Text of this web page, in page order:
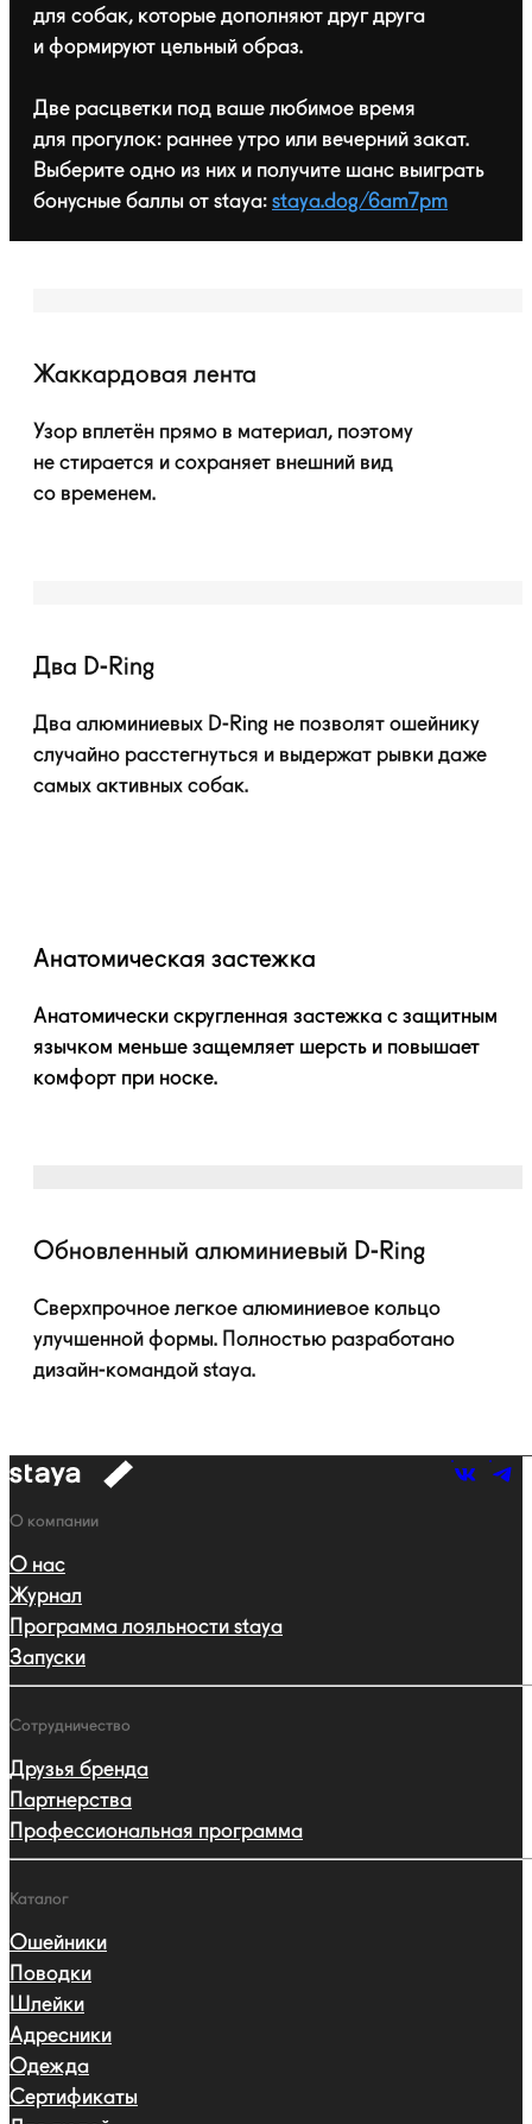
для собак, которые дополняют друг друга
и формируют цельный образ.
Две расцветки под ваше любимое время
для прогулок: раннее утро или вечерний закат.
Выберите одно из них и получите шанс выиграть
бонусные баллы от staya: staya.dog/6am7pm
Жаккардовая лента
Узор вплетён прямо в материал, поэтому
не стирается и сохраняет внешний вид
со временем.
Два D-Ring
Два алюминиевых D-Ring не позволят ошейнику
случайно расстегнуться и выдержат рывки даже
самых активных собак.
Анатомическая застежка
Анатомически скругленная застежка с защитным
язычком меньше защемляет шерсть и повышает
комфорт при носке.
Обновленный алюминиевый D-Ring
Сверхпрочное легкое алюминиевое кольцо
улучшенной формы. Полностью разработано
дизайн-командой staya.
к
Навигация
О компании
О нас
Журнал
Программа лояльности staya
Запуски
Сотрудничество
Друзья бренда
Партнерства
Профессиональная программа
Каталог
Ошейники
Поводки
Шлейки
Адресники
Одежда
Сертификаты